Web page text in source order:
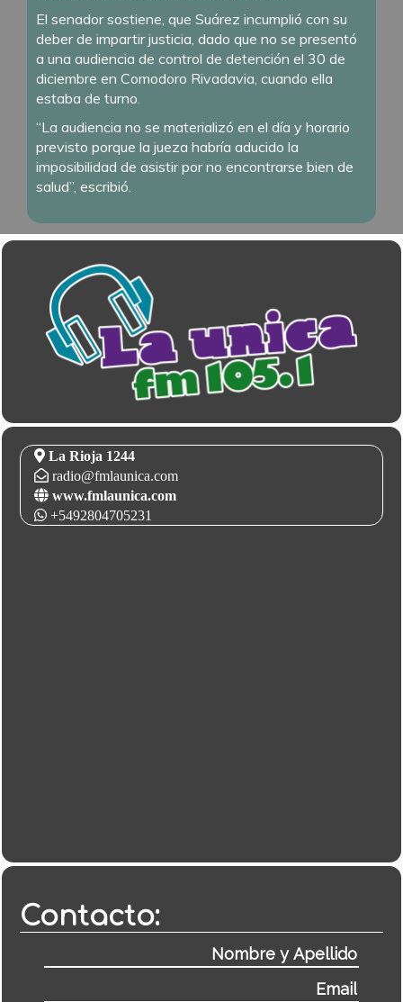
El senador sostiene, que Suárez incumplió con su
deber de impartir justicia, dado que no se presentó
a una audiencia de control de detención el 30 de
diciembre en Comodoro Rivadavia, cuando ella
estaba de turno.
“La audiencia no se materializó en el día y horario
previsto porque la jueza habría aducido la
imposibilidad de asistir por no encontrarse bien de
salud”, escribió.
La Rioja 1244
radio@fmlaunica.com
www.fmlaunica.com
+5492804705231
Contacto: